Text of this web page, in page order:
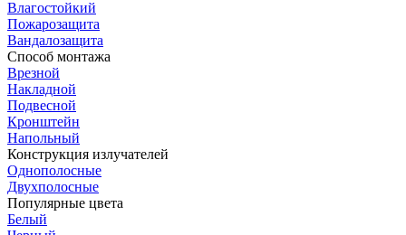
Влагостойкий
Пожарозащита
Вандалозащита
Способ монтажа
Врезной
Накладной
Подвесной
Кронштейн
Напольный
Конструкция излучателей
Однополосные
Двухполосные
Популярные цвета
Белый